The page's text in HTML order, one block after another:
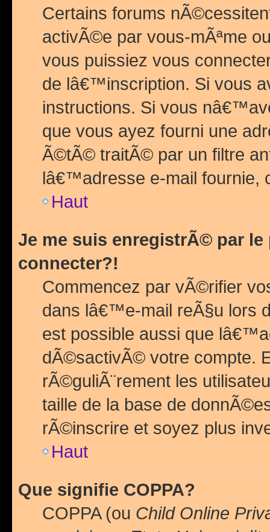
Certains forums
activÃ©e par vous-mÃªme
vous puissiez vous
de lâ€™inscription. Si vous
instructions. Si vous
que vous ayez fourni une
Ã©tÃ© traitÃ© par un filtre
lâ€™adresse e-mail fournie,
Haut
Je me suis enregistrÃ© par
connecter?!
Commencez par vÃ©rifier
dans lâ€™e-mail reÃ§u lors
est possible aussi que
dÃ©sactivÃ© votre compte.
rÃ©guliÃ¨rement les
taille de la base de
rÃ©inscrire et soyez plus
Haut
Que signifie COPPA?
COPPA (ou Child Online